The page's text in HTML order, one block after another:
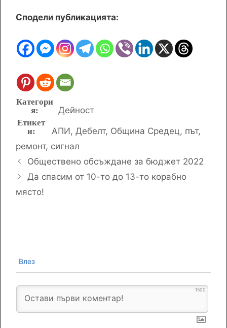
Сподели публикацията:
Дейност
АПИ,Дебелт, Община Средец, път,
ремонт, сигнал
Обществено обсъждане за бюджет 2022
Да спасим от 10-то до 13-то корабно
място!
Влез
1500